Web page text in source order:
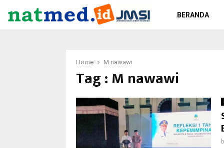
BERANDA
Home M nawawi
Tag : M nawawi